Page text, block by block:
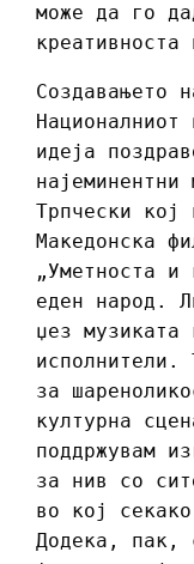
може да го
креативноста
Создавањето
идеја
Трпчески кој
Македонска
„Уметноста и
еден народ.
џез музиката
исполнители.
за
културна
поддржувам
за нив со
во кој
Додека, пак,